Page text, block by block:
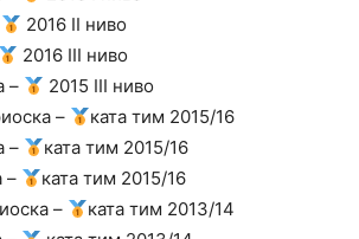
2016 II ниво
2016 III ниво
–
2015 III ниво
–
ката тим 2015/16
–
ката тим 2015/16
–
ката тим 2015/16
–
ката тим 2013/14